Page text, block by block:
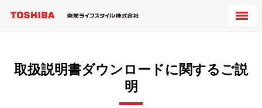
取扱説明書ダウンロードに関するご説
明